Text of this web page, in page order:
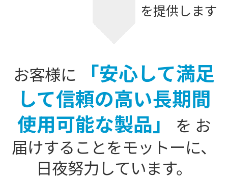
を提供します
お客様に
「安心して満足
して信頼の高い長期間
使用可能な製品」
を お
届けすることをモットーに、
日夜努力しています。